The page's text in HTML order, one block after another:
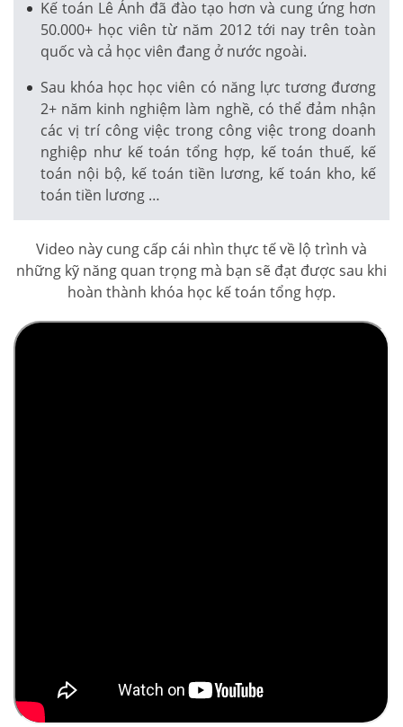
Kế toán Lê Ánh đã đào tạo hơn và cung ứng hơn
50.000+ học viên từ năm 2012 tới nay trên toàn
quốc và cả học viên đang ở nước ngoài.
Sau khóa học học viên có năng lực tương đương
2+ năm kinh nghiệm làm nghề, có thể đảm nhận
các vị trí công việc trong công việc trong doanh
nghiệp như kế toán tổng hợp, kế toán thuế, kế
toán nội bộ, kế toán tiền lương, kế toán kho, kế
toán tiền lương …
Video này cung cấp cái nhìn thực tế về lộ trình và
những kỹ năng quan trọng mà bạn sẽ đạt được sau khi
hoàn thành khóa học kế toán tổng hợp.